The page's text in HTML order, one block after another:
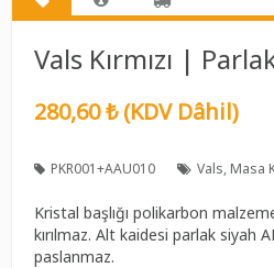
Vals Kırmızı |
280,60 ₺ (KDV Dâhil)
PKR001+AAU010 Vals Masa
Kristal başlığı polikarbon
kırılmaz. Alt kaidesi parlak siyah
paslanmaz.